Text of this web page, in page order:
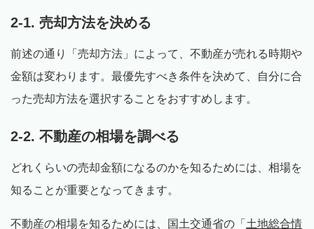
2-1. 売却方法を決める
前述の通り「売却方法」によって、不動産が売れる時期や
金額は変わります。最優先すべき条件を決めて、自分に合
った売却方法を選択することをおすすめします。
2-2. 不動産の相場を調べる
どれくらいの売却金額になるのかを知るためには、相場を
知ることが重要となってきます。
不動産の相場を知るためには、国土交通省の「 土地総合情